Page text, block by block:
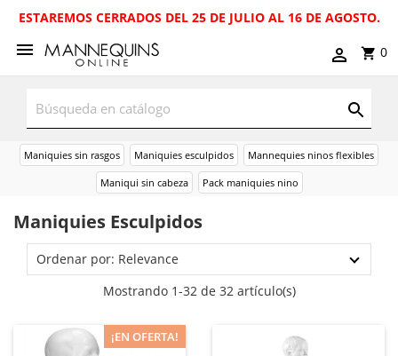
ESTAREMOS CERRADOS DEL 25 DE JULIO AL 16 DE AGOSTO.
0
Maniquies sin rasgos Maniquies esculpidos Mannequies ninos flexibles
Maniqui sin cabeza Pack maniquies nino
Maniquies Esculpidos
Ordenar por: Relevance
Mostrando 1-32 de 32 artículo(s)
¡EN OFERTA!